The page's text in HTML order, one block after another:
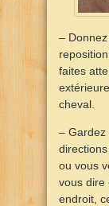
–
faites
cheval.
– Gardez
ou vous
vous dire
endroit,